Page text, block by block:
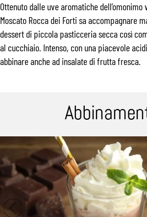
Ottenuto dalle uve aromatiche
Moscato Rocca dei Forti sa accompagnare
dessert di piccola pasticceria secca così
al cucchiaio. Intenso, con una piacevole
abbinare anche ad insalate di frutta fresca.